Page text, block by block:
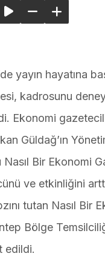
yayın hayatına
kadrosunu
Ekonomi
Güldağ’ın
Nasıl Bir Ekonomi
ve etkinliğini
tutan Nasıl Bir
Bölge
edildi.